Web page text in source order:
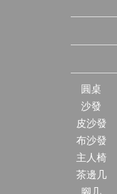
圓桌
沙發
皮沙發
布沙發
主人椅
茶邊几